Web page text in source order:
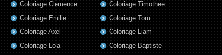
Coloriage Clemence
Coloriage Emilie
Coloriage Axel
Coloriage Lola
Coloriage Timothee
Coloriage Tom
Coloriage Liam
Coloriage Baptiste